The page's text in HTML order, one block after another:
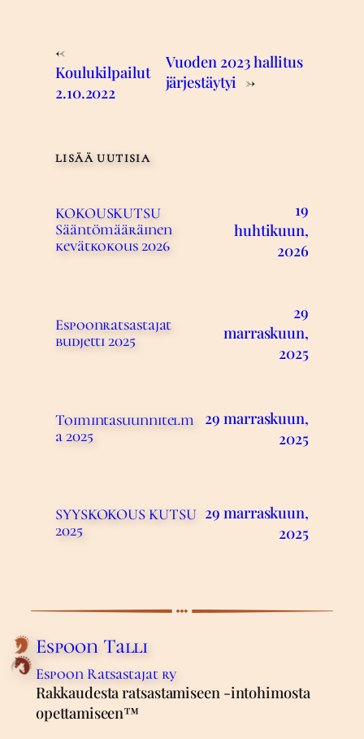
←
Koulukilpailut
2.10.2022
Vuoden 2023 hallitus
järjestäytyi →
LISÄÄ UUTISIA
KOKOUSKUTSU
Sääntömääräinen
kevätkokous 2026
19
huhtikuun,
2026
Espoonratsastajat
budjetti 2025
29
marraskuun,
2025
Toimintasuunnitelm
a 2025
29 marraskuun,
2025
SYYSKOKOUS KUTSU
2025
29 marraskuun,
2025
Espoon Talli
Espoon Ratsastajat ry
Rakkaudesta ratsastamiseen -intohimosta
opettamiseen™